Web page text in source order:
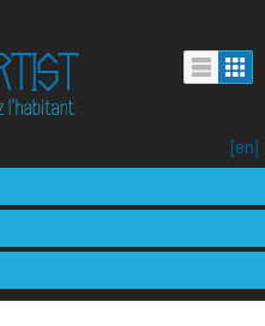
[en]